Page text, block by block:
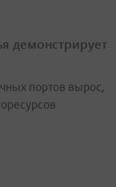
демонстрирует
портов вырос,